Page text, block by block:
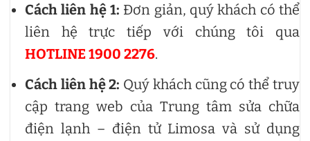
Cách liên hệ 1: Đơn giản, quý khách có thể
liên hệ trực tiếp với chúng tôi qua
HOTLINE 1900 2276.
Cách liên hệ 2: Quý khách cũng có thể truy
cập trang web của Trung tâm sửa chữa
điện lạnh – điện tử Limosa và sử dụng